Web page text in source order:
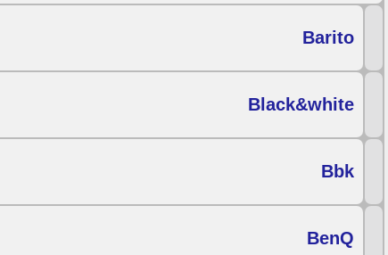
Barito
Black&white
Bbk
BenQ